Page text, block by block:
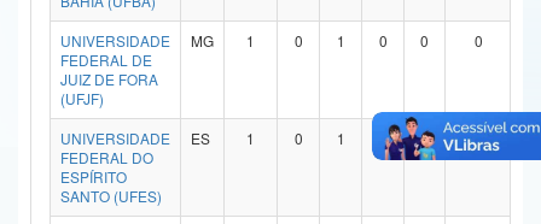
Secretaria de Governo
Gabinete de Segurança Institucional
Advocacia-Geral da União
Banco Central do Brasil
UNIVERSIDADE
FEDERAL DE
JUIZ DE FORA
(UFJF)
MG 1 0 1 0 0 0
UNIVERSIDADE
FEDERAL DO
ESPÍRITO
SANTO (UFES)
ES 1 0 1 0 0 0